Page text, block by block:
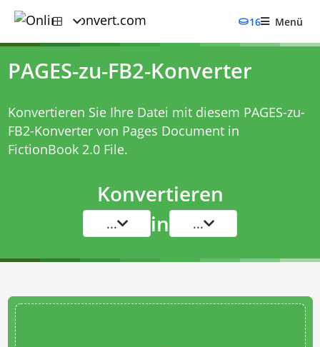
16 Menü
PAGES-zu-FB2-Konverter
Konvertieren Sie Ihre Datei mit diesem PAGES-zu-
FB2-Konvertervon Pages Document in
FictionBook 2.0 File.
Konvertieren
... in ...